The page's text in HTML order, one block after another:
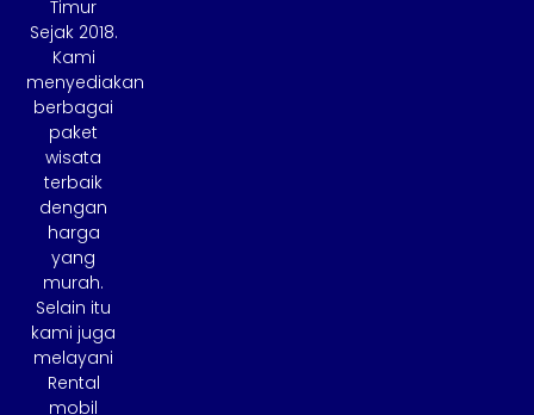
Timur
Sejak 2018.
Kami
menyediakan
berbagai
paket
wisata
terbaik
dengan
harga
yang
murah.
Selain itu
kami juga
melayani
Rental
mobil